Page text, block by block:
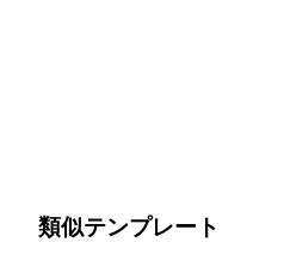
類似テンプレート